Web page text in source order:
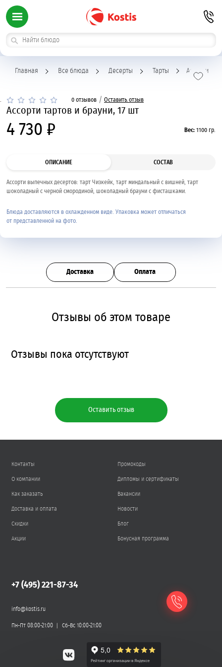
Главная Все блюда Десерты Тарты Ассорти
0 отзывов / Оставить отзыв
Ассорти тартов и брауни, 17 шт
4 730 ₽ Вес: 1100 гр.
ОПИСАНИЕ СОСТАВ
Ассорти выпечных десертов: тарт Чизкейк, тарт миндальный с вишней, тарт
шоколадный с черной смородиной, шоколадный брауни с фисташками.
Блюда доставляются в охлажденном виде. Упаковка может отличаться
от представленной на фото.
Доставка Оплата
Отзывы об этом товаре
Оставить отзыв
Отзывы пока отсутствуют
Контакты
О компании
Как заказать
Доставка и оплата
Скидки
Акции
Промокоды
Дипломы и сертификаты
Вакансии
Новости
Блог
Бонусная программа
+7 (495) 221-87-34
info@kostis.ru
Пн-Пт 08:00-21:00 Сб-Вс 10:00-21:00